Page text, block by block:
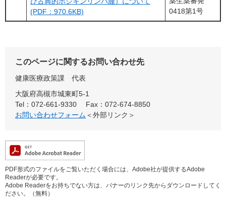
(PDF：970.6KB)
0418第1号
このページに関するお問い合わせ先
健康医療政策課
代表
大阪府高槻市城東町5-1
Tel：072-661-9330
Fax：072-674-8850
お問い合わせフォーム ＜外部リンク＞
PDF形式のファイルをご覧いただく場合には、Adobe社が提供するAdobe
Readerが必要です。
Adobe Readerをお持ちでない方は、バナーのリンク先からダウンロードしてく
ださい。（無料）